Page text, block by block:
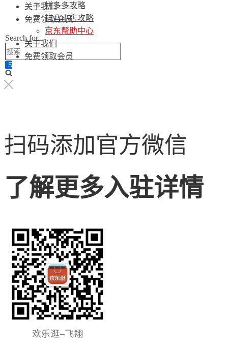
关于我们
免费领取会员
Search for...
拼多多攻略
抖音小店攻略
京东帮助中心
关于我们
免费领取会员
扫码添加官方微信
了解更多入驻详情